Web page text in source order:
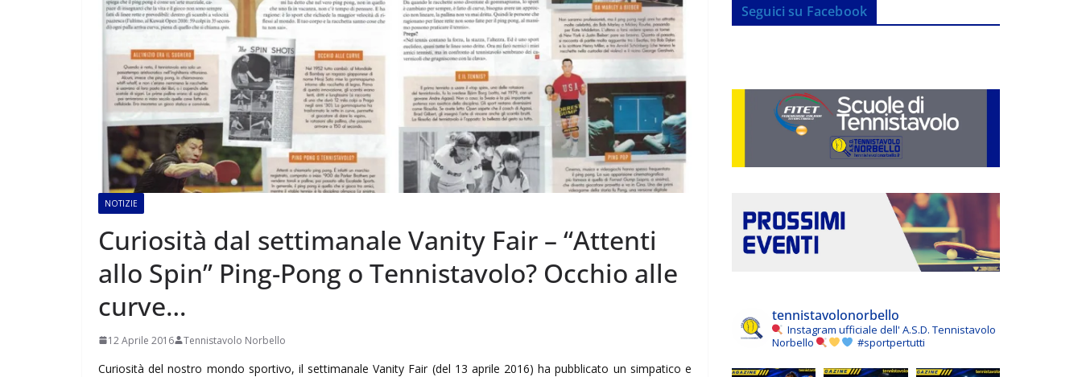
NOTIZIE
Curiosità dal settimanale Vanity Fair – “Attenti
allo Spin” Ping-Pong o Tennistavolo? Occhio alle
curve…
12 Aprile 2016 Tennistavolo Norbello
Curiosità del nostro mondo sportivo, il settimanale Vanity Fair (del 13 aprile 2016) ha pubblicato un simpatico e
Seguici su Facebook
tennistavolonorbello
Instagram ufficiale dell' A.S.D. Tennistavolo
Norbello
#sportpertutti